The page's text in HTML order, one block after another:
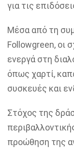
για τις
Μέσα από τη
Followgreen, οι
ενεργά στη
όπως χαρτί,
συσκευές και
Στόχος της
προώθηση της